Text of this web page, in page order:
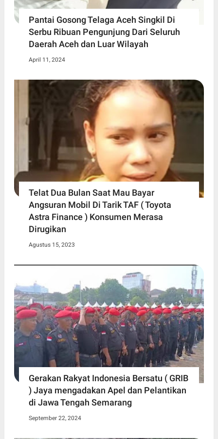
Pantai Gosong Telaga Aceh Singkil Di
Serbu Ribuan Pengunjung Dari Seluruh
Daerah Aceh dan Luar Wilayah
April 11, 2024
Telat Dua Bulan Saat Mau Bayar
Angsuran Mobil Di Tarik TAF ( Toyota
Astra Finance ) Konsumen Merasa
Dirugikan
Agustus 15, 2023
Gerakan Rakyat Indonesia Bersatu ( GRIB
) Jaya mengadakan Apel dan Pelantikan
di Jawa Tengah Semarang
September 22, 2024